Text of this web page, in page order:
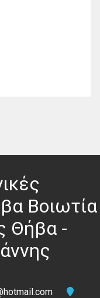
Βοιωτία
Θήβα -